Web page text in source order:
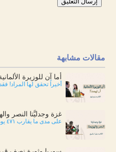
مقالات مشابهة
أما آن للوزيرة
أخيراً تحقق لها المراد!
غزة وجدليَّتا النصر
على مدى ما يقارب ٤٧١ يوماً، وقفت غزة وحيدةً...